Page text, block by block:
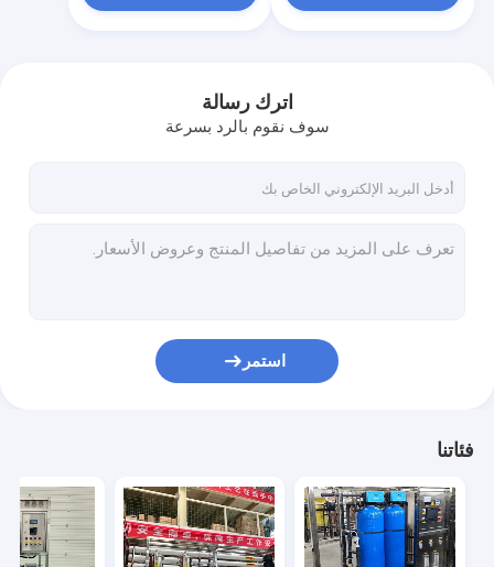
المنتجات
عرض الواقع الافتراضي
اترك رسالة
سوف نقوم بالرد بسرعة
استمر
فئاتنا